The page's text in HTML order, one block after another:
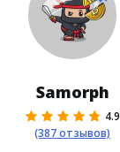
Samorph
4.9
(387 отзывов)